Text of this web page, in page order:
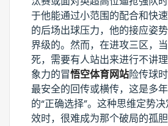
于他能通过小范围的配合和快
的后场出球压力，他的接应姿
界级的。然而，在进攻三区，
死，需要有人站出来进行不讲
象力的冒悟空体育网站险传球
最安全的回传或横传，这是多
的“正确选择”。这种思维定势
效时，很难成为那个破局的孤胆